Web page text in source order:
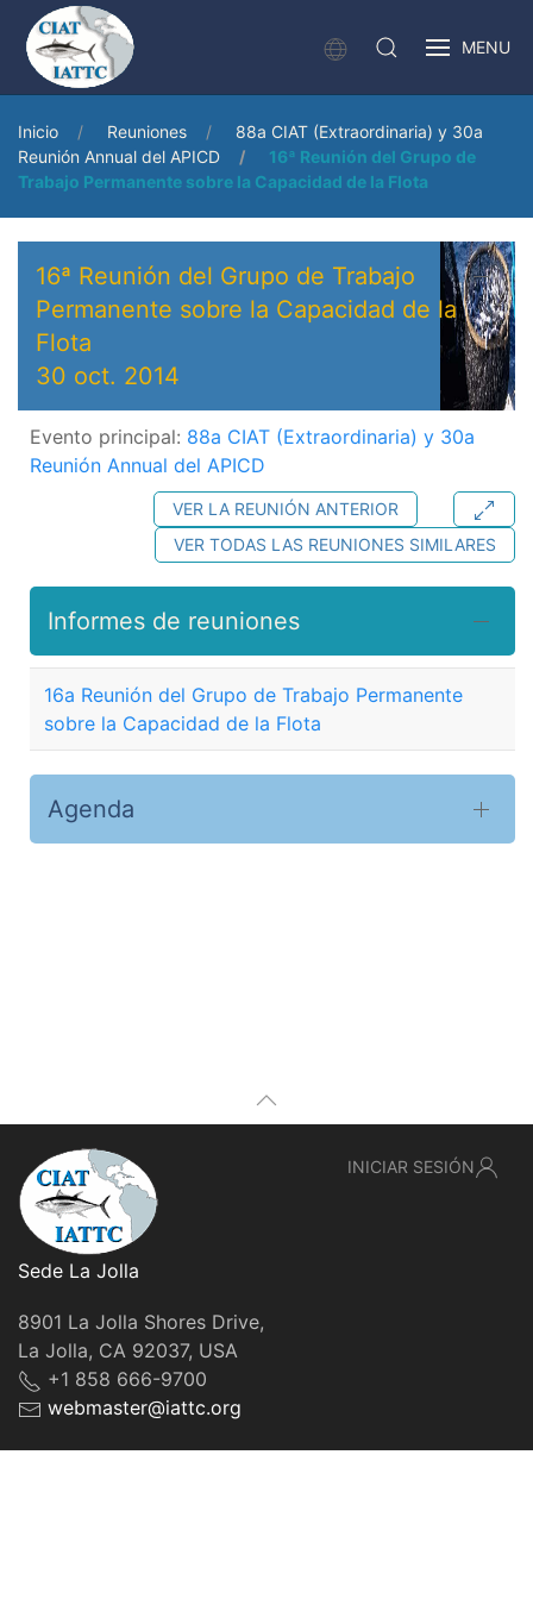
MENU
Inicio Reuniones
88a CIAT (Extraordinaria) y 30a
Reunión Annual del APICD
16ª Reunión del Grupo de
Trabajo Permanente sobre la Capacidad de la Flota
16ª Reunión del Grupo de Trabajo
Permanente sobre la Capacidad de la
Flota
30 oct. 2014
Evento principal: 88a CIAT (Extraordinaria) y 30a
Reunión Annual del APICD
VER LA REUNIÓN ANTERIOR
VER TODAS LAS REUNIONES SIMILARES
Informes de reuniones
16a Reunión del Grupo de Trabajo Permanente
sobre la Capacidad de la Flota
Agenda
Sede La Jolla
8901 La Jolla Shores Drive,
La Jolla, CA 92037, USA
+1 858 666-9700
webmaster@iattc.org
INICIAR SESIÓN